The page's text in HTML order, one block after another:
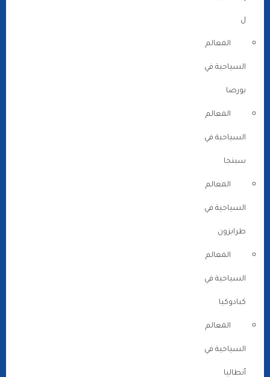
ل
المعالم
السياحية في
بورصا
المعالم
السياحية في
سبنجا
المعالم
السياحية في
طرابزون
المعالم
السياحية في
كبادوكيا
المعالم
السياحية في
أنطاليا